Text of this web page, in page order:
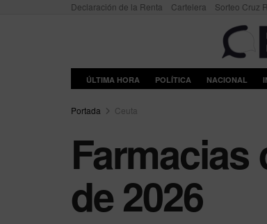
Declaración de la Renta Cartelera Sorteo Cruz
ÚLTIMA HORA POLÍTICA NACIONAL
Portada Ceuta
Farmacias
de 2026